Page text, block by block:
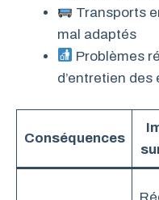
Transports
mal adaptés
Problèmes
d’entretien des
Conséquences